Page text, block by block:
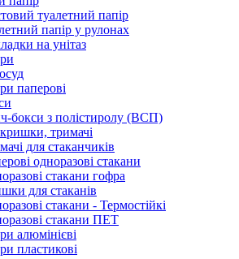
туалетний папір
папір у рулонах
на унітаз
паперові
бокси з полістиролу (ВСП)
тримачі
для стаканчиків
одноразові стакани
стакани гофра
для стаканів
стакани - Термостійкі
стакани ПЕТ
алюмінієві
пластикові